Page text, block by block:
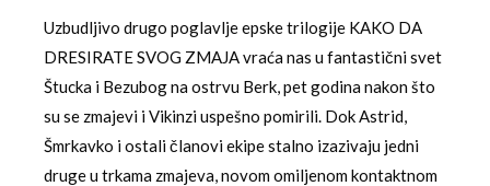
Uzbudljivo drugo poglavlje epske trilogije KAKO DA
DRESIRATE SVOG ZMAJA vraća nas u fantastični svet
Štucka i Bezubog na ostrvu Berk, pet godina nakon što
su se zmajevi i Vikinzi uspešno pomirili. Dok Astrid,
Šmrkavko i ostali članovi ekipe stalno izazivaju jedni
druge u trkama zmajeva, novom omiljenom kontaktnom